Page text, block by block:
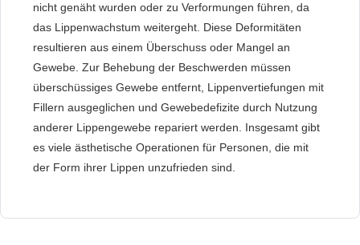
nicht genäht wurden oder zu Verformungen führen, da
das Lippenwachstum weitergeht. Diese Deformitäten
resultieren aus einem Überschuss oder Mangel an
Gewebe. Zur Behebung der Beschwerden müssen
überschüssiges Gewebe entfernt, Lippenvertiefungen mit
Fillern ausgeglichen und Gewebedefizite durch Nutzung
anderer Lippengewebe repariert werden. Insgesamt gibt
es viele ästhetische Operationen für Personen, die mit
der Form ihrer Lippen unzufrieden sind.